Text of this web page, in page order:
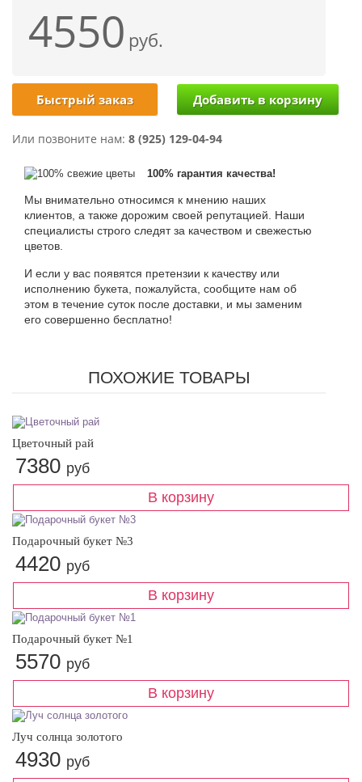
4550 руб.
Быстрый заказ
Или позвоните нам: 8 (925) 129-04-94
100% гарантия качества!
Мы внимательно относимся к мнению наших
клиентов, а также дорожим своей репутацией. Наши
специалисты строго следят за качеством и свежестью
цветов.
И если у вас появятся претензии к качеству или
исполнению букета, пожалуйста, сообщите нам об
этом в течение суток после доставки, и мы заменим
его совершенно бесплатно!
ПОХОЖИЕ ТОВАРЫ
Цветочный рай
7380 руб
Подарочный букет №3
4420 руб
Подарочный букет №1
5570 руб
Луч солнца золотого
4930 руб